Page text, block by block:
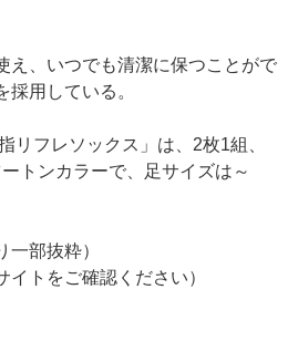
え、いつでも清潔に保つことがで
採用している。
リフレソックス」は、2枚1組、
トンカラーで、足サイズは～
一部抜粋）
イトをご確認ください）